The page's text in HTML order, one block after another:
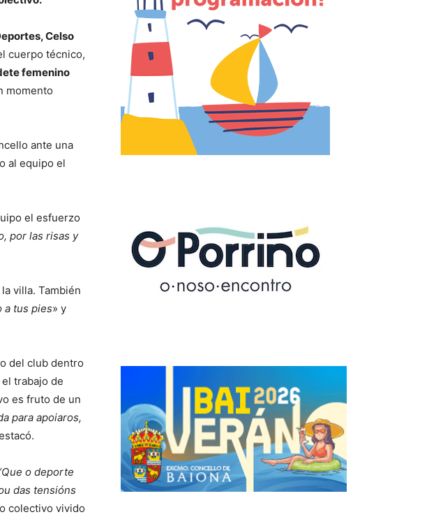
Celso
cuerpo técnico,
femenino
momento
ante una
al equipo el
el esfuerzo
por las risas y
villa. También
a tus pies» y
del club dentro
trabajo de
es fruto de un
para apoiaros,
o deporte
das tensións
colectivo vivido